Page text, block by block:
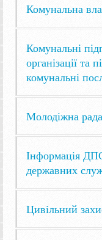
Комунальна
Комунальні
організації та
комунальні
Молодіжна рада
Інформація
державних
Цивільний